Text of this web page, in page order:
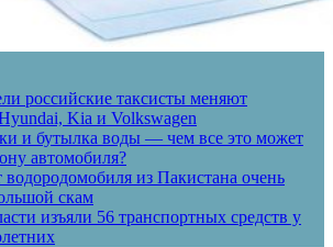
российские таксисты меняют
Kia и Volkswagen
и бутылка воды — чем все это может
автомобиля?
из Пакистана очень
скам
изъяли 56 транспортных средств у